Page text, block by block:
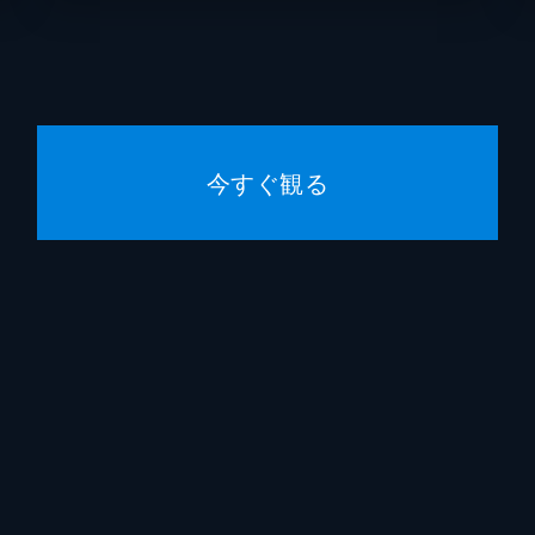
としたクローディアを強制的に連れ戻す。ルイとクローディ
今すぐ観る